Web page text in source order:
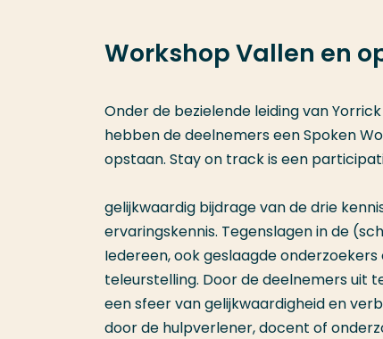
Workshop Vallen en
Onder de bezielende leiding van
hebben de deelnemers een Spoken
opstaan. Stay on track is een
gelijkwaardig bijdrage van de drie
ervaringskennis. Tegenslagen in de
Iedereen, ook geslaagde
teleurstelling. Door de deelnemers uit
een sfeer van gelijkwaardigheid en
door de hulpverlener, docent of